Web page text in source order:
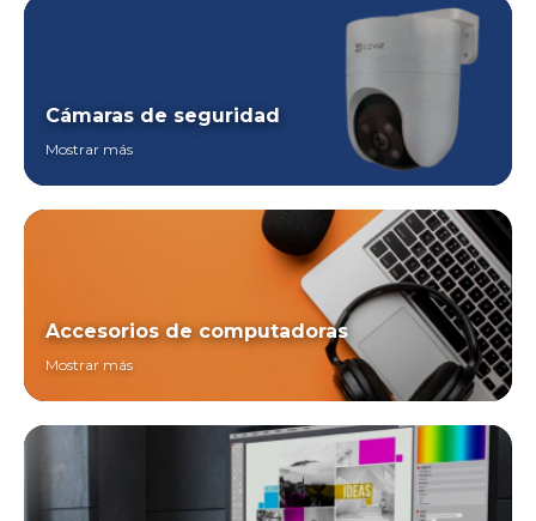
Cámaras de seguridad
Mostrar más
Accesorios de computadoras
Mostrar más